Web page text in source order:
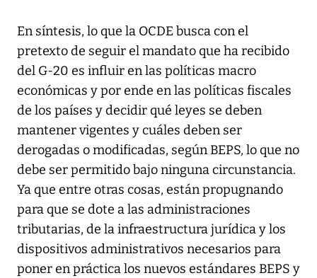
En síntesis, lo que la OCDE busca con el
pretexto de seguir el mandato que ha recibido
del G-20 es influir en las políticas macro
económicas y por ende en las políticas fiscales
de los países y decidir qué leyes se deben
mantener vigentes y cuáles deben ser
derogadas o modificadas, según BEPS, lo que no
debe ser permitido bajo ninguna circunstancia.
Ya que entre otras cosas, están propugnando
para que se dote a las administraciones
tributarias, de la infraestructura jurídica y los
dispositivos administrativos necesarios para
poner en práctica los nuevos estándares BEPS y